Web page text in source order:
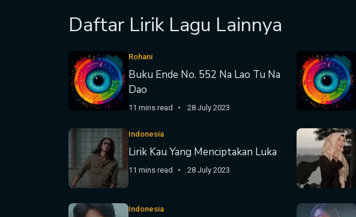
Daftar Lirik Lagu Lainnya
Rohani
Buku Ende No. 552 Na Lao Tu Na
Dao
11 mins read 28 July 2023
Indonesia
Lirik Kau Yang Menciptakan Luka
11 mins read 28 July 2023
Indonesia